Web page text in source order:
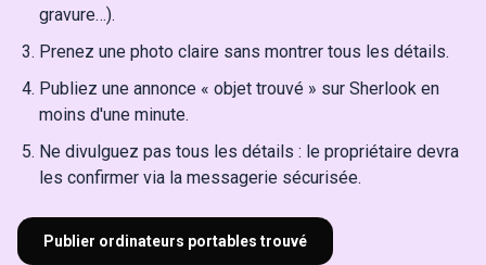
gravure…).
Prenez une photo claire sans montrer tous les détails.
Publiez une annonce « objet trouvé » sur Sherlook en
moins d'une minute.
Ne divulguez pas tous les détails : le propriétaire devra
les confirmer via la messagerie sécurisée.
Publier ordinateurs portables trouvé